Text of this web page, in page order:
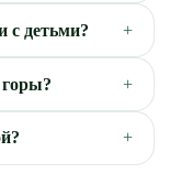
с детьми?